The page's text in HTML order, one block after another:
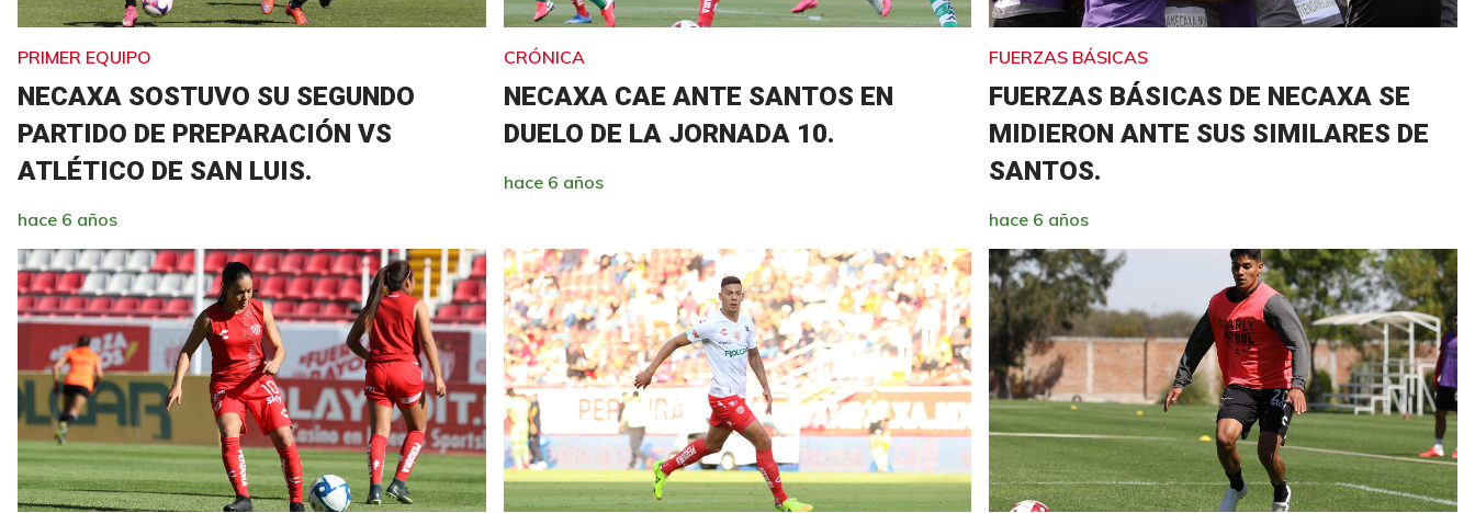
PRIMER EQUIPO
NECAXA SOSTUVO SU SEGUNDO
PARTIDO DE PREPARACIÓN VS
ATLÉTICO DE SAN LUIS.
hace 6 años
CRÓNICA
NECAXA CAE ANTE SANTOS EN
DUELO DE LA JORNADA 10.
hace 6 años
FUERZAS BÁSICAS
FUERZAS BÁSICAS DE NECAXA SE
MIDIERON ANTE SUS SIMILARES DE
SANTOS.
hace 6 años